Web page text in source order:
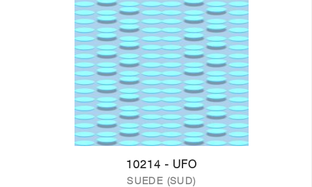
10214 - UFO
SUEDE (SUD)